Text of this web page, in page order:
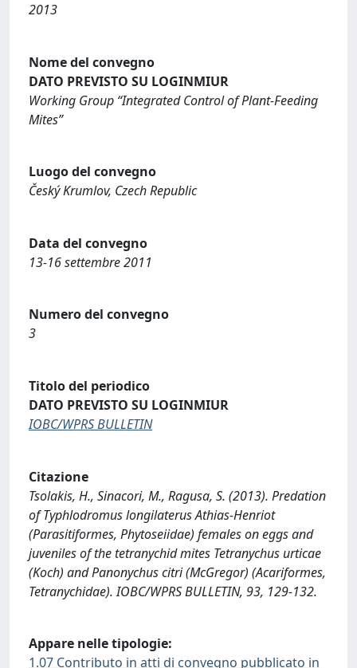
2013
Nome del convegno
DATO PREVISTO SU LOGINMIUR
Working Group “Integrated Control of Plant-Feeding
Mites”
Luogo del convegno
Český Krumlov, Czech Republic
Data del convegno
13-16 settembre 2011
Numero del convegno
3
Titolo del periodico
DATO PREVISTO SU LOGINMIUR
IOBC/WPRS BULLETIN
Citazione
Tsolakis, H., Sinacori, M., Ragusa, S. (2013). Predation
of Typhlodromus longilaterus Athias-Henriot
(Parasitiformes, Phytoseiidae) females on eggs and
juveniles of the tetranychid mites Tetranychus urticae
(Koch) and Panonychus citri (McGregor) (Acariformes,
Tetranychidae). IOBC/WPRS BULLETIN, 93, 129-132.
Appare nelle tipologie:
1.07 Contributo in atti di convegno pubblicato in